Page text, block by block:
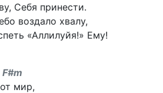
Себя принести.
воздало хвалу,
«Аллилуйя!» Ему!
мир,